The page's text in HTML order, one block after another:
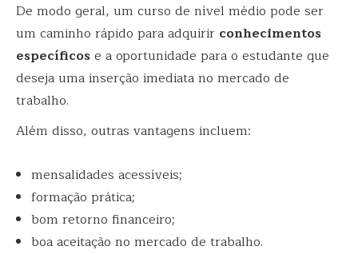
De modo geral, um curso de nível médio pode ser
um caminho rápido para adquirir conhecimentos
específicose a oportunidade para o estudante que
deseja uma inserção imediata no mercado de
trabalho.
Além disso, outras vantagens incluem:
mensalidades acessíveis;
formação prática;
bom retorno financeiro;
boa aceitação no mercado de trabalho.